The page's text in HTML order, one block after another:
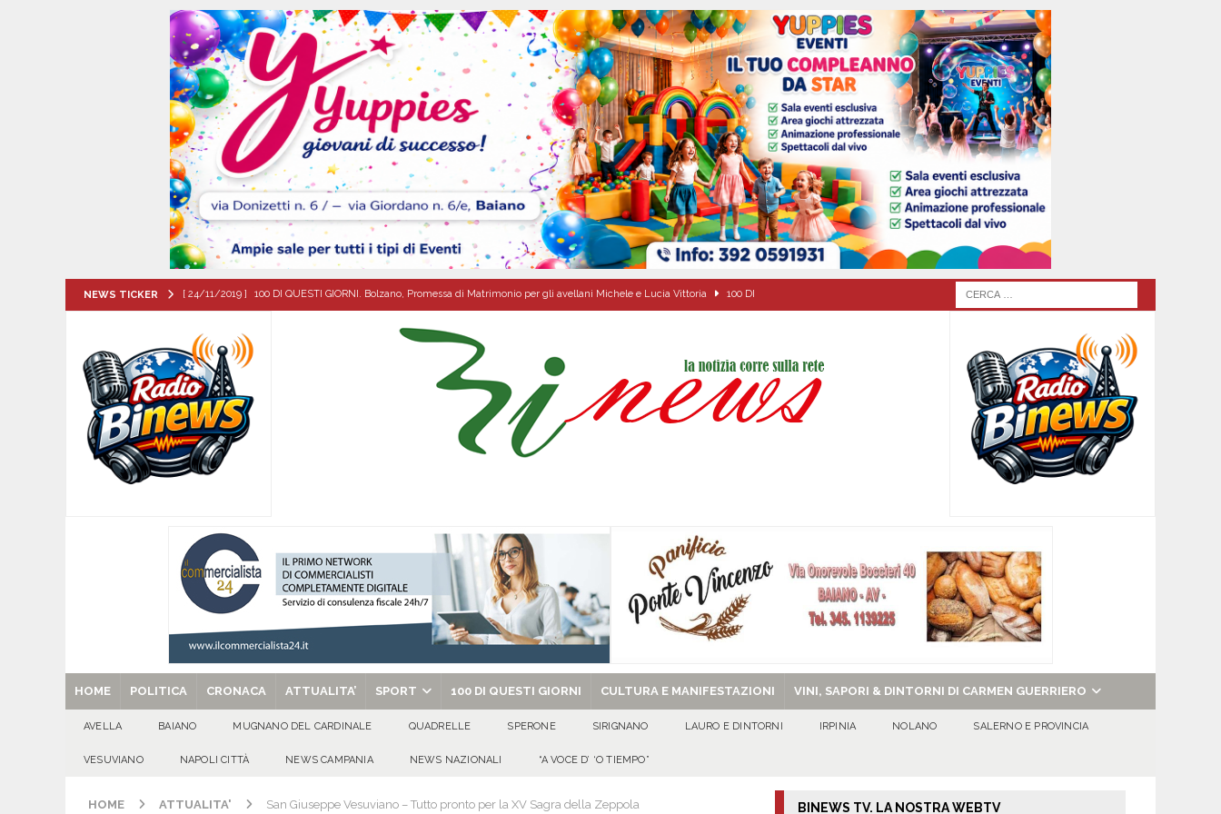
NEWS TICKER [ 24/11/2019 ] 100 DI QUESTI GIORNI. Bolzano, Promessa di Matrimonio per gli avellani Michele e Lucia Vittoria 100 DI
[ 08/08/2026 ] Avella: lutto per la scomparsa di Antonio Napolitano AVELLA
[ 08/08/2026 ] Nola. Controlli dei carabinieri alle agenzie funebri. Due attività chiuse e tre persone denunciate CRONACA
[ 08/08/2026 ] Mercogliano, “ConversAzioni di Pace”: alla Villa Comunale un pomeriggio tra dialogo, poesia e condivisione
CULTURA E MANIFESTAZIONI
[ 08/08/2026 ]
[ 29/08/2025 ] SANT’Oggi. Venerdì 29 agosto la chiesa celebra il Martirio di san Giovanni Battista e santa Sabina
HOME POLITICA CRONACA ATTUALITA’ SPORT 100 DI QUESTI GIORNI CULTURA E MANIFESTAZIONI VINI, SAPORI & DINTORNI DI CARMEN GUERRIERO
AVELLA BAIANO MUGNANO DEL CARDINALE QUADRELLE SPERONE SIRIGNANO LAURO E DINTORNI IRPINIA NOLANO SALERNO E PROVINCIA
VESUVIANO NAPOLI CITTÀ NEWS CAMPANIA NEWS NAZIONALI “A VOCE D’ ‘O TIEMPO”
HOME ATTUALITA' San Giuseppe Vesuviano – Tutto pronto per la XV Sagra della Zeppola BINEWS TV. LA NOSTRA WEBTV